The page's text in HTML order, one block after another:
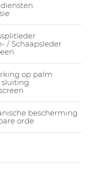
/ Schaapsleder
op palm
sluiting
bescherming
orde